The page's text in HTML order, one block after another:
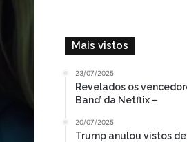
Mais vistos
23/07/2025
Revelados os
Band’ da Netflix –
20/07/2025
Trump anulou vistos